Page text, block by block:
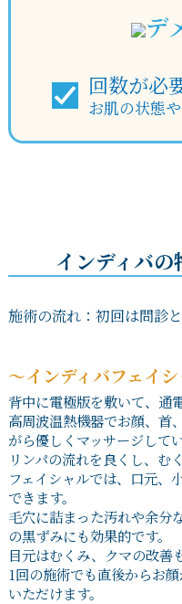
デ
回数が必
お肌の状態
インディバの
施術の流れ：初回は問診
～インディバフェイ
背中に電極版を敷いて、通
高周波温熱機器でお顔、首
がら優しくマッサージしてい
リンパの流れを良くし、む
フェイシャルでは、口元、
できます。
毛穴に詰まった汚れや余分
の黒ずみにも効果的です。
目元はむくみ、クマの改善も
1回の施術でも直後からお
いただけます。